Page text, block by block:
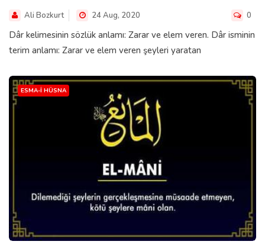
Ali Bozkurt 24 Aug, 2020 0
Dâr kelimesinin sözlük anlamı: Zarar ve elem veren. Dâr isminin
terim anlamı: Zarar ve elem veren şeyleri yaratan
ESMA-I HÜSNA